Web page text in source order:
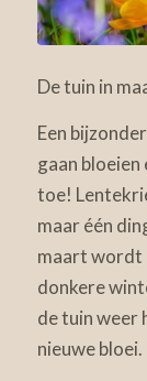
De tuin in
Een
gaan bloeien
toe!
maar één
maart wordt
donkere
de tuin weer
nieuwe bloei.